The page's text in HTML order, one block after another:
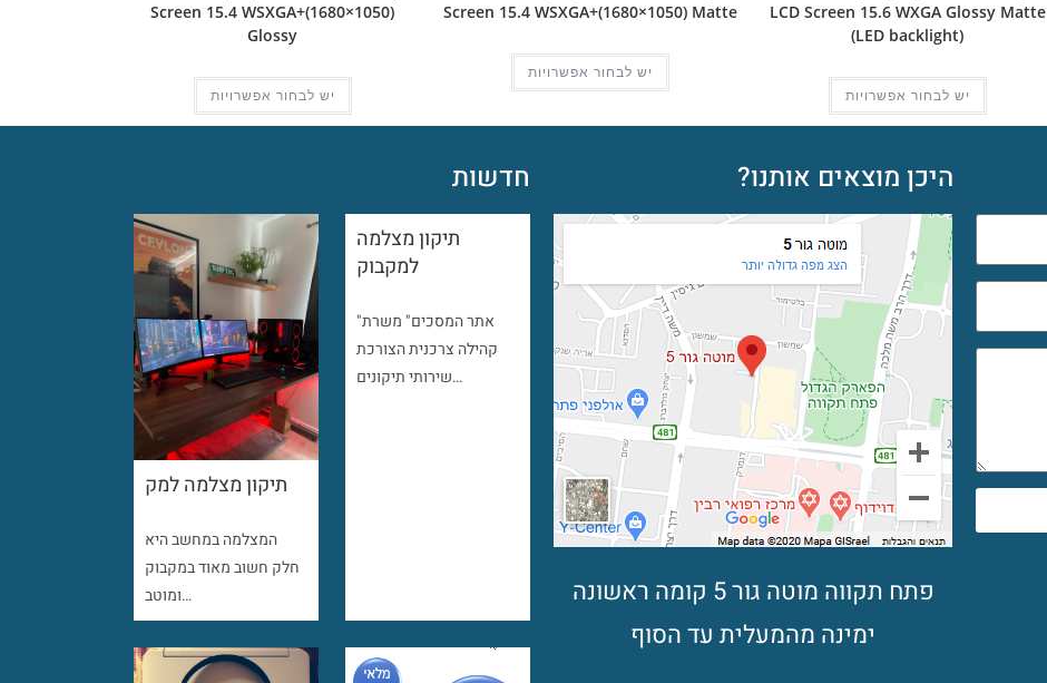
LCD Screen 15.6 WXGA Glossy Matte
(LED backlight)
יש לבחור אפשרויות
Screen 15.4 WSXGA+(1680×1050) Matte
יש לבחור אפשרויות
Screen 15.4 WSXGA+(1680×1050)
Glossy
יש לבחור אפשרויות
היכן מוצאים אותנו?
פתח תקווה מוטה גור 5 קומה ראשונה
ימינה מהמעלית עד הסוף
חדשות
תיקון מצלמה למק
המצלמה במחשב היא
חלק חשוב מאוד במקבוק
ומוטב…
תיקון מצלמה
למקבוק
"אתר המסכים" משרת
קהילה צרכנית הצורכת
שירותי תיקונים…